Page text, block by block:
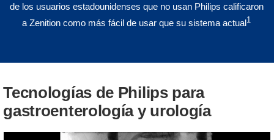
de los usuarios estadounidenses que no usan Philips calificaron
a Zenition como más fácil de usar que su sistema actual1
Tecnologías de Philips para
gastroenterología y urología